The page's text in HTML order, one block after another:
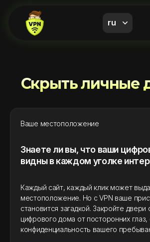
ru
Скрыть личные
Ваше местоположение
Знаете ли вы, что ваши
видны в каждом уголке
Каждый сайт, каждый клик может
местоположение. Но с VPN ваше
становится загадкой. Закройте двери
цифрового дома от посторонних глаз,
конфиденциальность вашего